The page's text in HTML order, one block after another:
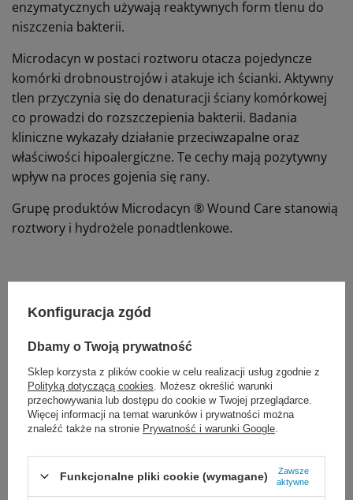
enzymatycznych używają reaktywnych form tlenu do
niszczenia bakterii.
Microdacyn w postaci roztworu otacza pojedyncze
komórki drobnoustrojów i atakuje ich ścianki. Aktywny
tlen przyczynia się do denaturacji ściany komórkowej
co prowadzi do rozszczepienia bakterii. Badania
kliniczne wykazały działanie przeciwzapalne oraz
właściwości hipoalergiczne. Te cechy mają pozytywny
wpływ na proces gojenia się rany.
Grupę produktów Microdacyn ® Wound Care stanowią
roztwory i hydrożele ponadtlenkowe.
Przeznaczenie
Proponujemy również:
Konfiguracja zgód
Dbamy o Twoją prywatność
Sklep korzysta z plików cookie w celu realizacji usług zgodnie z
Polityką dotyczącą cookies . Możesz określić warunki
przechowywania lub dostępu do cookie w Twojej przeglądarce.
Więcej informacji na temat warunków i prywatności można
znaleźć także na stronie Prywatność i warunki Google
Funkcjonalne pliki cookie (wymagane)
Zawsze
aktywne